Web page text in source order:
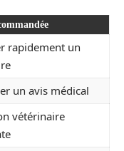
rapidement un
un avis médical
vétérinaire